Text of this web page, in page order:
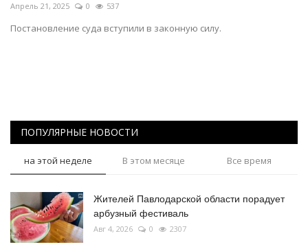
РАЗВЛЕЧЕНИЯ
Қазақша Русский
Апрель 21, 2025 0 537
Постановление суда вступили в законную силу.
ПОПУЛЯРНЫЕ НОВОСТИ
на этой неделе В этом месяце Все время
Жителей Павлодарской области порадует
арбузный фестиваль
Авг 4, 2026 0 2307